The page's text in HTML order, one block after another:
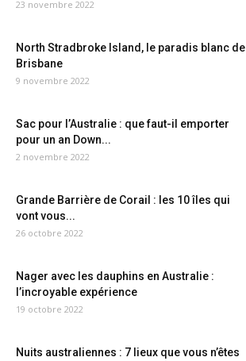
23 novembre 2022
North Stradbroke Island, le paradis blanc de
Brisbane
9 novembre 2022
Sac pour l’Australie : que faut-il emporter
pour un an Down...
2 novembre 2022
Grande Barrière de Corail : les 10 îles qui
vont vous...
26 octobre 2022
Nager avec les dauphins en Australie :
l’incroyable expérience
19 octobre 2022
Nuits australiennes : 7 lieux que vous n’êtes